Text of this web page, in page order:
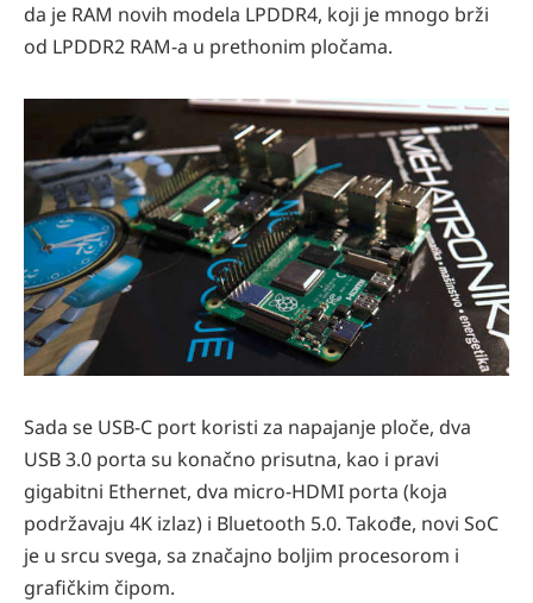
da je RAM novih modela LPDDR4, koji je mnogo brži
od LPDDR2 RAM-a u prethonim pločama.
Sada se USB-C port koristi za napajanje ploče, dva
USB 3.0 porta su konačno prisutna, kao i pravi
gigabitni Ethernet, dva micro-HDMI porta (koja
podržavaju 4K izlaz) i Bluetooth 5.0. Takođe, novi SoC
je u srcu svega, sa značajno boljim procesorom i
grafičkim čipom.